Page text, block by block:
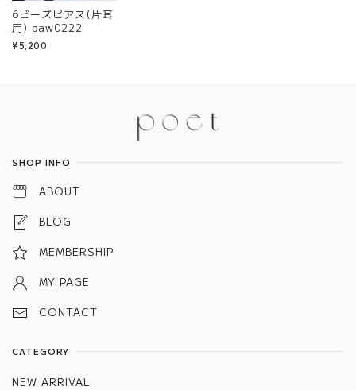
6ビーズピアス(片耳
用) paw0222
¥5,200
SHOP INFO
ABOUT
BLOG
MEMBERSHIP
MY PAGE
CONTACT
CATEGORY
NEW ARRIVAL